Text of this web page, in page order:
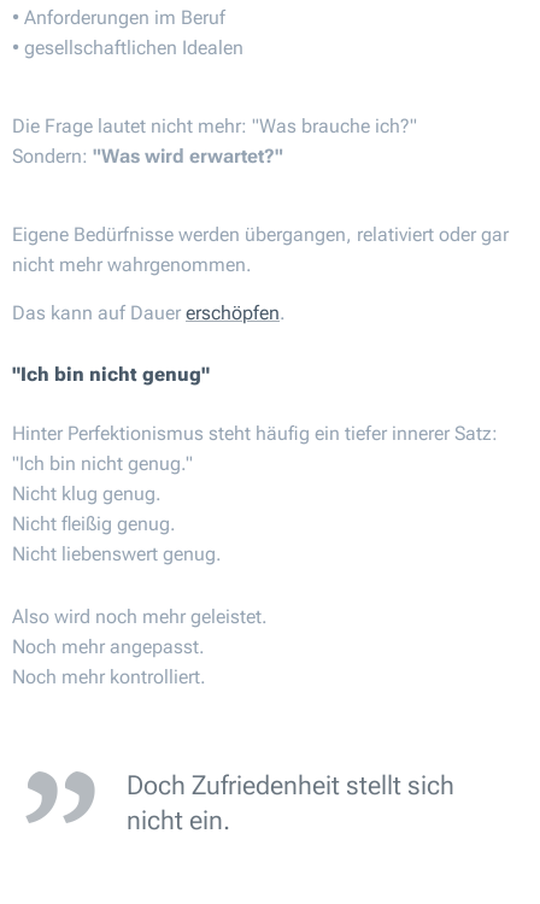
• Anforderungen im Beruf
• gesellschaftlichen Idealen
Die Frage lautet nicht mehr: "Was brauche ich?"
Sondern: "Was wird erwartet?"
Eigene Bedürfnisse werden übergangen, relativiert oder gar
nicht mehr wahrgenommen.
Das kann auf Dauer erschöpfen.
"Ich bin nicht genug"
Hinter Perfektionismus steht häufig ein tiefer innerer Satz:
"Ich bin nicht genug."
Nicht klug genug.
Nicht fleißig genug.
Nicht liebenswert genug.
Also wird noch mehr geleistet.
Noch mehr angepasst.
Noch mehr kontrolliert.
Doch Zufriedenheit stellt sich
nicht ein.